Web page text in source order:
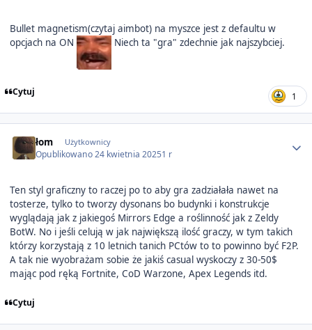
Bullet magnetism(czytaj aimbot) na myszce jest z defaultu w
opcjach na ON
Niech ta "gra" zdechnie jak najszybciej.
Cytuj 1
łom Użytkownicy
Opublikowano24 kwietnia 20251 r
Ten styl graficzny to raczej po to aby gra zadziałała nawet na
tosterze, tylko to tworzy dysonans bo budynki i konstrukcje
wyglądają jak z jakiegoś Mirrors Edge a roślinność jak z Zeldy
BotW. No i jeśli celują w jak największą ilość graczy, w tym takich
którzy korzystają z 10 letnich tanich PCtów to to powinno być F2P.
A tak nie wyobrażam sobie że jakiś casual wyskoczy z 30-50$
mając pod ręką Fortnite, CoD Warzone, Apex Legends itd.
Cytuj